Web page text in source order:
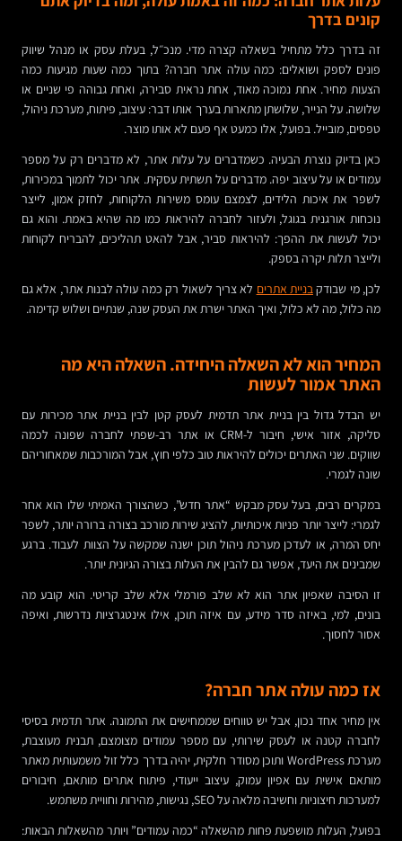
קונים בדרך
זה בדרך כלל מתחיל בשאלה קצרה מדי. מנכ״ל, בעלת עסק או מנהל שיווק
פונים לספק ושואלים: כמה עולה אתר חברה? בתוך כמה שעות מגיעות כמה
הצעות מחיר. אחת נמוכה מאוד, אחת נראית סבירה, ואחת גבוהה פי שניים או
שלושה. על הנייר, שלושתן מתארות בערך אותו דבר: עיצוב, פיתוח, מערכת ניהול,
טפסים, מובייל. בפועל, אלו כמעט אף פעם לא אותו מוצר.
כאן בדיוק נוצרת הבעיה. כשמדברים על עלות אתר, לא מדברים רק על מספר
עמודים או על עיצוב יפה. מדברים על תשתית עסקית. אתר יכול לתמוך במכירות,
לשפר את איכות הלידים, לצמצם עומס משירות הלקוחות, לחזק אמון, לייצר
נוכחות אורגנית בגוגל, ולעזור לחברה להיראות כמו מה שהיא באמת. והוא גם
יכול לעשות את ההפך: להיראות סביר, אבל להאט תהליכים, להבריח לקוחות
ולייצר תלות יקרה בספק.
לכן, מי שבודק בניית אתרים לא צריך לשאול רק כמה עולה לבנות אתר, אלא גם
מה כלול, מה לא כלול, ואיך האתר ישרת את העסק שנה, שנתיים ושלוש קדימה.
המחיר הוא לא השאלה היחידה. השאלה היא מה
האתר אמור לעשות
יש הבדל גדול בין בניית אתר תדמית לעסק קטן לבין בניית אתר מכירות עם
סליקה, אזור אישי, חיבור ל-CRM או אתר רב-שפתי לחברה שפונה לכמה
שווקים. שני האתרים יכולים להיראות טוב כלפי חוץ, אבל המורכבות שמאחוריהם
שונה לגמרי.
במקרים רבים, בעל עסק מבקש “אתר חדש”, כשהצורך האמיתי שלו הוא אחר
לגמרי: לייצר יותר פניות איכותיות, להציג שירות מורכב בצורה ברורה יותר, לשפר
יחס המרה, או לעדכן מערכת ניהול תוכן ישנה שמקשה על הצוות לעבוד. ברגע
שמבינים את היעד, אפשר גם להבין את העלות בצורה הגיונית יותר.
זו הסיבה שאפיון אתר הוא לא שלב פורמלי אלא שלב קריטי. הוא קובע מה
בונים, למי, באיזה סדר מידע, עם איזה תוכן, אילו אינטגרציות נדרשות, ואיפה
אסור לחסוך.
אז כמה עולה אתר חברה?
אין מחיר אחד נכון, אבל יש טווחים שממחישים את התמונה. אתר תדמית בסיסי
לחברה קטנה או לעסק שירותי, עם מספר עמודים מצומצם, תבנית מעוצבת,
מערכת WordPress ותוכן מסודר חלקית, יהיה בדרך כלל זול משמעותית מאתר
מותאם אישית עם אפיון עמוק, עיצוב ייעודי, פיתוח אתרים מותאם, חיבורים
למערכות חיצוניות וחשיבה מלאה על SEO, נגישות, מהירות וחוויית משתמש.
בפועל, העלות מושפעת פחות מהשאלה “כמה עמודים” ויותר מהשאלות הבאות: